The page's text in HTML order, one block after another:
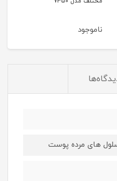
ناموجود
سلول های مرده پوست